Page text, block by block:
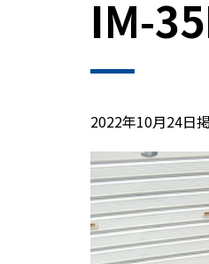
IM-
2022年10月24日